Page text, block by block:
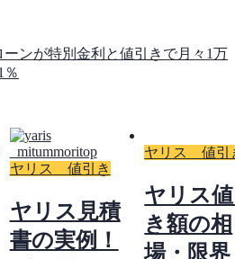
ンが特別金利と値引きで月々1万
％
ヤリス 値引き
ヤリス見積
書の実例！
ヤリス 値引
ヤリス
き額の相
場・限界